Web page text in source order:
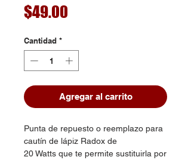
$49.00
Cantidad *
Agregar al carrito
Punta de repuesto o reemplazo para
cautín de lápiz Radox de
20 Watts que te permite sustituirla por